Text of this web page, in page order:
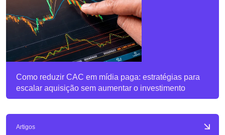
Como reduzir CAC em mídia paga: estratégias para
escalar aquisição sem aumentar o investimento
Artigos